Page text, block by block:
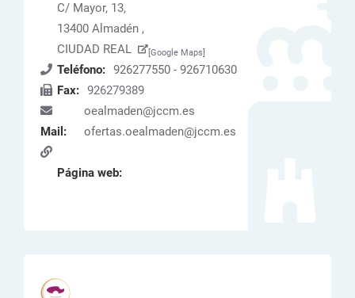
C/ Mayor, 13,
13400 Almadén ,
CIUDAD REAL
[Google Maps]
Teléfono: 926277550 - 926710630
Fax: 926279389
Mail:
oealmaden@jccm.es
ofertas.oealmaden@jccm.es
Página web: